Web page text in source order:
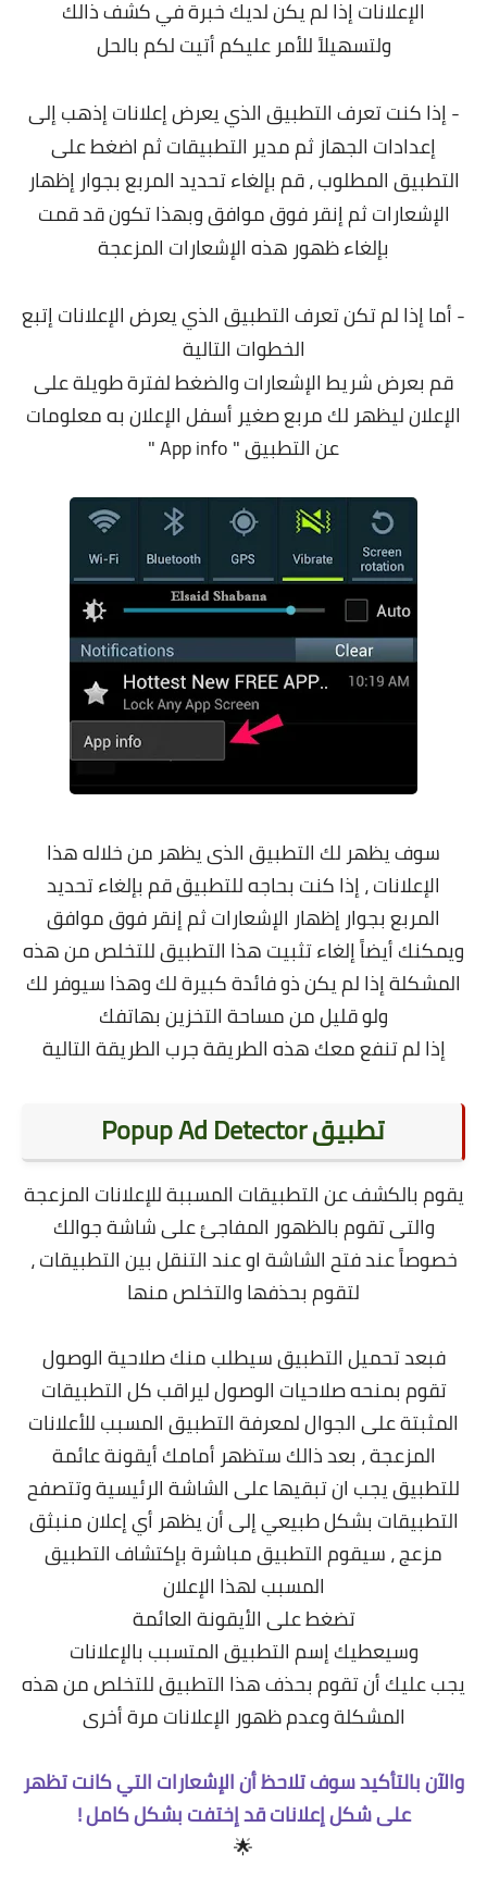
الإعلانات إذا لم يكن لديك خبرة في كشف ذالك
ولتسهيلاً للأمر عليكم أتيت لكم بالحل
- إذا كنت تعرف التطبيق الذي يعرض إعلانات إذهب إلى
إعدادات الجهاز ثم مدير التطبيقات ثم اضغط على
التطبيق المطلوب ، قم بإلغاء تحديد المربع بجوار إظهار
الإشعارات ثم إنقر فوق موافق وبهذا تكون قد قمت
بإلغاء ظهور هذه الإشعارات المزعجة
- أما إذا لم تكن تعرف التطبيق الذي يعرض الإعلانات إتبع
الخطوات التالية
قم بعرض شريط الإشعارات والضغط لفترة طويلة على
الإعلان ليظهر لك مربع صغير أسفل الإعلان به معلومات
عن التطبيق " App info "
سوف يظهر لك التطبيق الذى يظهر من خلاله هذا
الإعلانات ،إذا كنت بحاجه للتطبيق قم بإلغاء تحديد
المربع بجوار إظهار الإشعارات ثم إنقر فوق موافق
ويمكنك أيضاً إلغاء تثبيت هذا التطبيق للتخلص من هذه
المشكلة إذا لم يكن ذو فائدة كبيرة لك وهذا سيوفر لك
ولو قليل من مساحة التخزين بهاتفك
إذا لم تنفع معك هذه الطريقة جرب الطريقة التالية
تطبيق Popup Ad Detector
يقوم بالكشف عن التطبيقات المسببة للإعلانات المزعجة
والتى تقوم بالظهور المفاجئ على شاشة جوالك
خصوصاً عند فتح الشاشة او عند التنقل بين التطبيقات ،
لتقوم بحذفها والتخلص منها
فبعد تحميل التطبيق سيطلب منك صلاحية الوصول
تقوم بمنحه صلاحيات الوصول ليراقب كل التطبيقات
المثبتة على الجوال لمعرفة التطبيق المسبب للأعلانات
المزعجة ، بعد ذالك ستظهر أمامك أيقونة عائمة
للتطبيق يجب ان تبقيها على الشاشة الرئيسية وتتصفح
التطبيقات بشكل طبيعي إلى أن يظهر أي إعلان منبثق
مزعج ، سيقوم التطبيق مباشرة بإكتشاف التطبيق
المسبب لهذا الإعلان
تضغط على الأيقونة العائمة
وسيعطيك إسم التطبيق المتسبب بالإعلانات
يجب عليك أن تقوم بحذف هذا التطبيق للتخلص من هذه
المشكلة وعدم ظهور الإعلانات مرة أخرى
والآن بالتأكيد سوف تلاحظ أن الإشعارات التي كانت تظهر
على شكل إعلانات قد إختفت بشكل كامل !
🌟